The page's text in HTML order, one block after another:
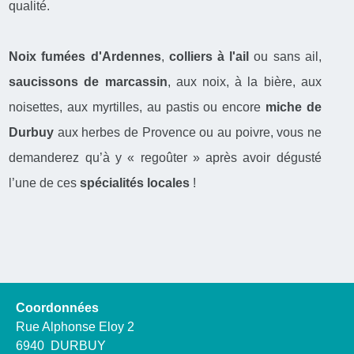
qualité.
Noix fumées d'Ardennes, colliers à l'ail ou sans ail,
saucissons de marcassin, aux noix, à la bière, aux
noisettes, aux myrtilles, au pastis ou encore miche de
Durbuy aux herbes de Provence ou au poivre, vous ne
demanderez qu’à y « regoûter » après avoir dégusté
l’une de cesspécialités locales !
Coordonnées
Rue Alphonse Eloy 2
6940 DURBUY